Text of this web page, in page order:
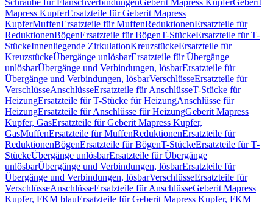
Schraube für FlanschverbindungenGeberit Mapress KupferGeberit
Mapress KupferErsatzteile für Geberit Mapress
KupferMuffenErsatzteile für MuffenReduktionenErsatzteile für
ReduktionenBögenErsatzteile für BögenT-StückeErsatzteile für T-
StückeInnenliegende ZirkulationKreuzstückeErsatzteile für
KreuzstückeÜbergänge unlösbarErsatzteile für Übergänge
unlösbarÜbergänge und Verbindungen, lösbarErsatzteile für
Übergänge und Verbindungen, lösbarVerschlüsseErsatzteile für
VerschlüsseAnschlüsseErsatzteile für AnschlüsseT-Stücke für
HeizungErsatzteile für T-Stücke für HeizungAnschlüsse für
HeizungErsatzteile für Anschlüsse für HeizungGeberit Mapress
Kupfer, GasErsatzteile für Geberit Mapress Kupfer,
GasMuffenErsatzteile für MuffenReduktionenErsatzteile für
ReduktionenBögenErsatzteile für BögenT-StückeErsatzteile für T-
StückeÜbergänge unlösbarErsatzteile für Übergänge
unlösbarÜbergänge und Verbindungen, lösbarErsatzteile für
Übergänge und Verbindungen, lösbarVerschlüsseErsatzteile für
VerschlüsseAnschlüsseErsatzteile für AnschlüsseGeberit Mapress
Kupfer, FKM blauErsatzteile für Geberit Mapress Kupfer, FKM